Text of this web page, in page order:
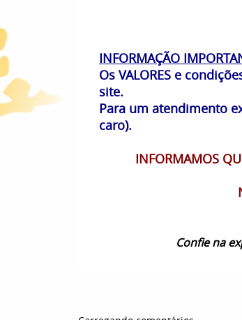
INFORMAÇÃO
Os VALORES e
site.
Para um atendimento
caro).
INFORMAMOS
Confie na